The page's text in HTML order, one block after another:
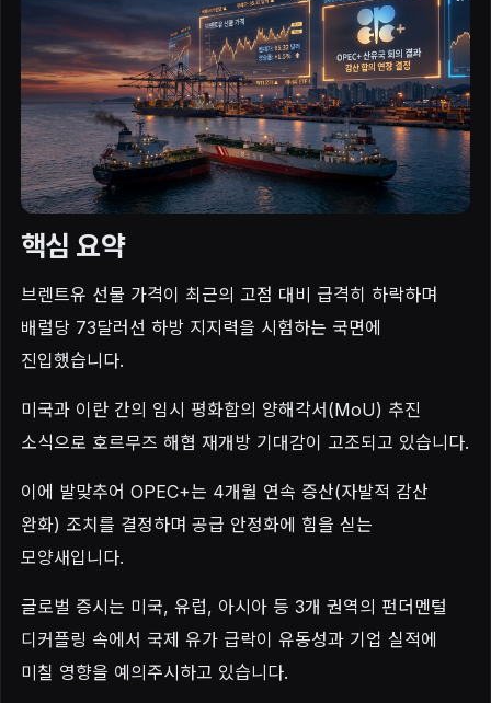
핵심 요약
브렌트유 선물 가격이 최근의 고점 대비 급격히 하락하며
배럴당 73달러선 하방 지지력을 시험하는 국면에
진입했습니다.
미국과 이란 간의 임시 평화합의 양해각서(MoU) 추진
소식으로 호르무즈 해협 재개방 기대감이 고조되고 있습니다.
이에 발맞추어 OPEC+는 4개월 연속 증산(자발적 감산
완화) 조치를 결정하며 공급 안정화에 힘을 싣는
모양새입니다.
글로벌 증시는 미국, 유럽, 아시아 등 3개 권역의 펀더멘털
디커플링 속에서 국제 유가 급락이 유동성과 기업 실적에
미칠 영향을 예의주시하고 있습니다.